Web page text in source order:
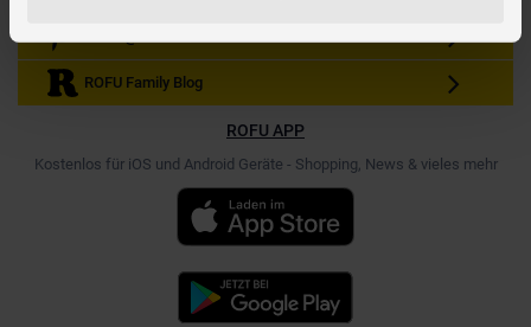
ROFU Family Blog
ROFU APP
Kostenlos für iOS und Android Geräte - Shopping, News & vieles mehr